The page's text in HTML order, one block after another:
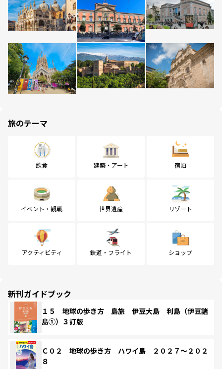
旅のテーマ
飲食 建築・アート 宿泊
イベント・観戦 世界遺産 リゾート
アクティビティ 鉄道・フライト ショップ
新刊ガイドブック
１５ 地球の歩き方 島旅 伊豆大島 利島（伊豆諸
島①）３訂版
Ｃ０２ 地球の歩き方 ハワイ島 ２０２７～２０２
８